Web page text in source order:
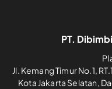
PT.
Jl. Kemang Timur No.1,
Kota Jakarta Selatan,